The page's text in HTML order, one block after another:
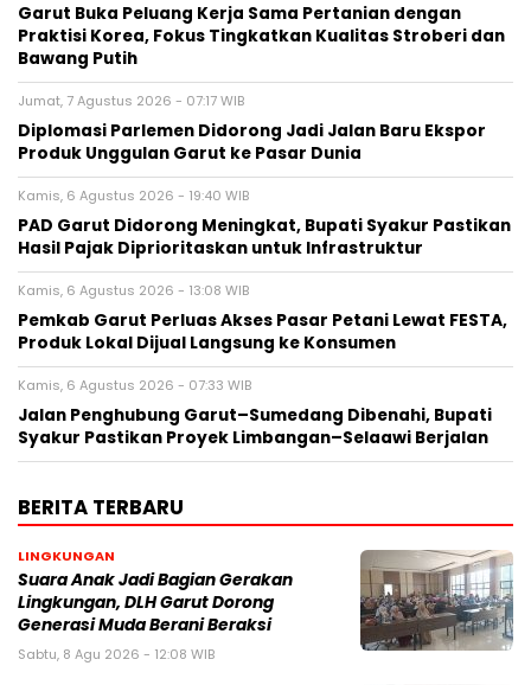
Garut Buka Peluang Kerja Sama Pertanian dengan
Praktisi Korea, Fokus Tingkatkan Kualitas Stroberi dan
Bawang Putih
Jumat, 7 Agustus 2026 - 07:17 WIB
Diplomasi Parlemen Didorong Jadi Jalan Baru Ekspor
Produk Unggulan Garut ke Pasar Dunia
Kamis, 6 Agustus 2026 - 19:40 WIB
PAD Garut Didorong Meningkat, Bupati Syakur Pastikan
Hasil Pajak Diprioritaskan untuk Infrastruktur
Kamis, 6 Agustus 2026 - 13:08 WIB
Pemkab Garut Perluas Akses Pasar Petani Lewat FESTA,
Produk Lokal Dijual Langsung ke Konsumen
Kamis, 6 Agustus 2026 - 07:33 WIB
Jalan Penghubung Garut–Sumedang Dibenahi, Bupati
Syakur Pastikan Proyek Limbangan–Selaawi Berjalan
BERITA TERBARU
LINGKUNGAN
Suara Anak Jadi Bagian Gerakan
Lingkungan, DLH Garut Dorong
Generasi Muda Berani Beraksi
Sabtu, 8 Agu 2026 - 12:08 WIB